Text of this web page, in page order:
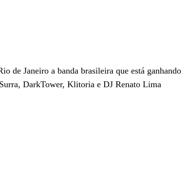
de Janeiro a banda brasileira que está ganhando
DarkTower, Klitoria e DJ Renato Lima